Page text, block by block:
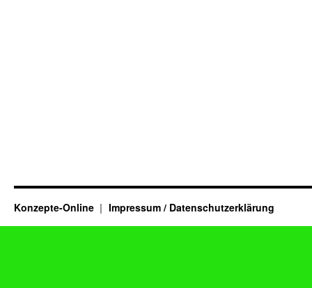
Konzepte-Online Impressum / Datenschutzerklärung